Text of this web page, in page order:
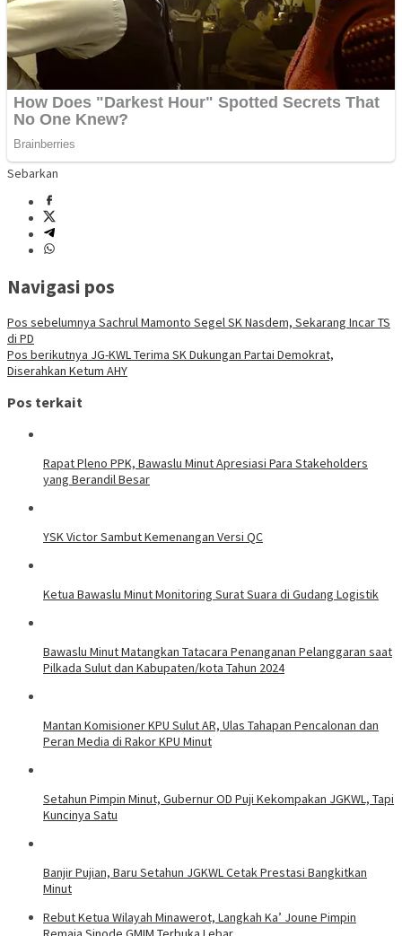
Sebarkan
Navigasi pos
Pos sebelumnya Sachrul Mamonto Segel SK Nasdem, Sekarang Incar TS
di PD
Pos berikutnya JG-KWL Terima SK Dukungan Partai Demokrat,
Diserahkan Ketum AHY
Pos terkait
Rapat Pleno PPK, Bawaslu Minut Apresiasi Para Stakeholders
yang Berandil Besar
YSK Victor Sambut Kemenangan Versi QC
Ketua Bawaslu Minut Monitoring Surat Suara di Gudang Logistik
Bawaslu Minut Matangkan Tatacara Penanganan Pelanggaran saat
Pilkada Sulut dan Kabupaten/kota Tahun 2024
Mantan Komisioner KPU Sulut AR, Ulas Tahapan Pencalonan dan
Peran Media di Rakor KPU Minut
Setahun Pimpin Minut, Gubernur OD Puji Kekompakan JGKWL, Tapi
Kuncinya Satu
Banjir Pujian, Baru Setahun JGKWL Cetak Prestasi Bangkitkan
Minut
Rebut Ketua Wilayah Minawerot, Langkah Ka’ Joune Pimpin